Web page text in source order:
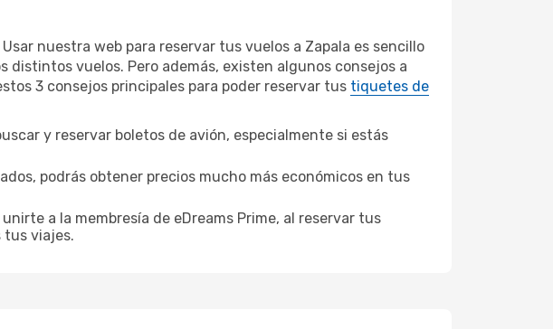
nuestra web para reservar tus vuelos a Zapala es sencillo
distintos vuelos. Pero además, existen algunos consejos a
3 consejos principales para poder reservar tus tiquetes de
y reservar boletos de avión, especialmente si estás
podrás obtener precios mucho más económicos en tus
a la membresía de eDreams Prime, al reservar tus
tus viajes.